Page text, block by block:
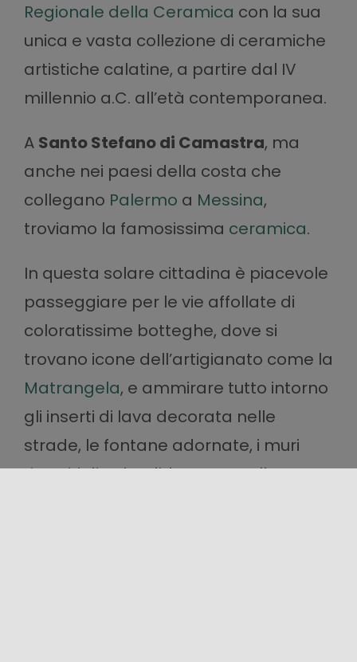
Regionale della Ceramica con la sua
unica e vasta collezione di ceramiche
artistiche calatine, a partire dal IV
millennio a.C. all’età contemporanea.
A Santo Stefano di Camastra, ma
anche nei paesi della costa che
collegano Palermo a Messina,
troviamo la famosissima ceramica.
In questa solare cittadina è piacevole
passeggiare per le vie affollate di
coloratissime botteghe, dove si
trovano icone dell’artigianato come la
Matrangela, e ammirare tutto intorno
gli inserti di lava decorata nelle
strade, le fontane adornate, i muri
rivestiti di splendide mattonelle